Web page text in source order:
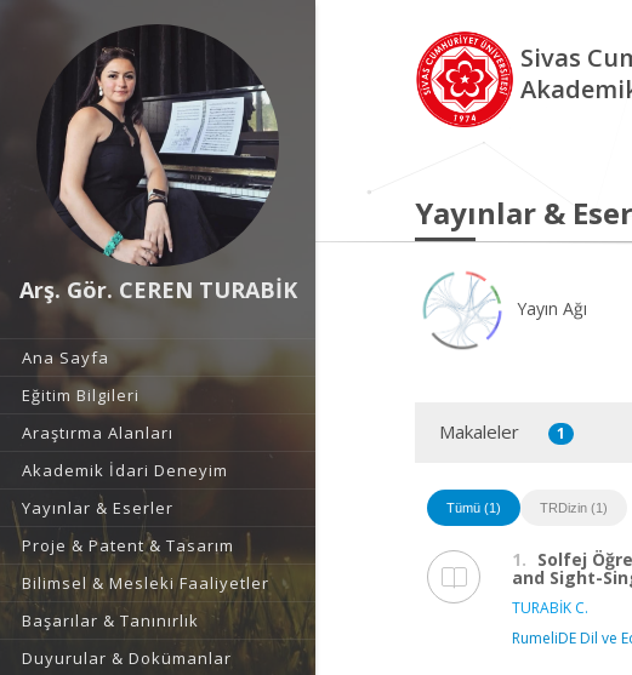
Arş. Gör. CEREN TURABİK
Ana Sayfa
Eğitim Bilgileri
Araştırma Alanları
Akademik İdari Deneyim
Yayınlar & Eserler
Proje & Patent & Tasarım
Bilimsel & Mesleki Faaliyetler
Başarılar & Tanınırlık
Duyurular & Dokümanlar
Sivas
Yayınlar &
Yayın Ağı
Makaleler 1
Tümü (1) TRDizin (1)
1. Solfej
and Sight-
TURABİK C.
RumeliDE Dil ve